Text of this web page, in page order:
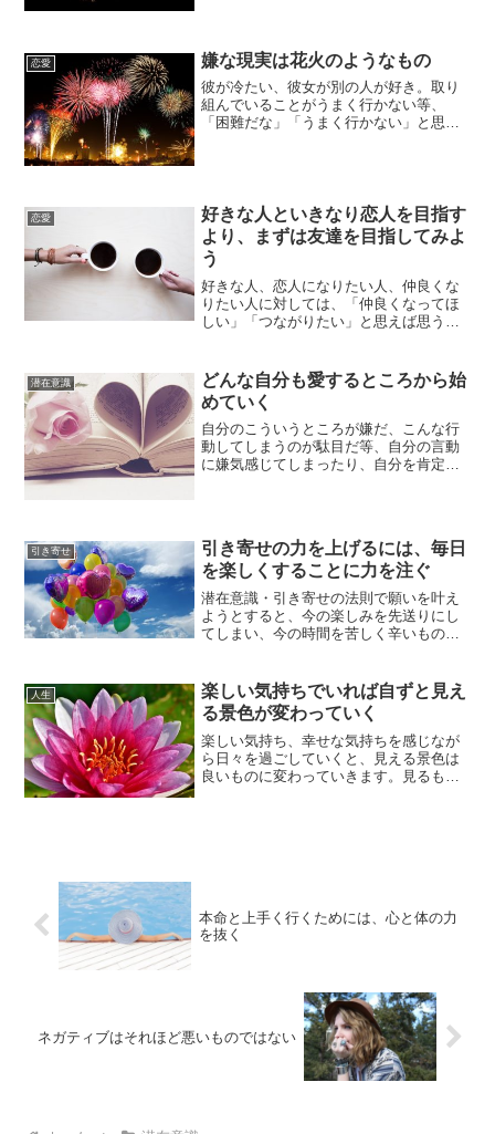
らない」「みじめだ」等の...
恋愛 嫌な現実は花火のようなもの
彼が冷たい、彼女が別の人が好き。取り
組んでいることがうまく行かない等、
「困難だな」「うまく行かない」と思う
恋愛
好きな人といきなり恋人を目指す
より、まずは友達を目指してみよ
う
好きな人、恋人になりたい人、仲良くな
りたい人に対しては、「仲良くなってほ
しい」「つながりたい」と思えば思うほ
いという気持ちが強ければ強いほど、エ
ネルギーが重たくなり、自...
潜在意識
どんな自分も愛するところから始
めていく
自分のこういうところが嫌だ、こんな行
動してしまうのが駄目だ等、自分の言動
に嫌気感じてしまったり、自分を肯定で
を不快に思う人もいれば、...
引き寄せ
引き寄せの力を上げるには、毎日
を楽しくすることに力を注ぐ
潜在意識・引き寄せの法則で願いを叶え
ようとすると、今の楽しみを先送りにし
てしまい、今の時間を苦しく辛いものに
ると、気持ちも不安で怒りや悲しみ、焦
りと行った感情も出てきま...
人生
楽しい気持ちでいれば自ずと見え
る景色が変わっていく
楽しい気持ち、幸せな気持ちを感じなが
ら日々を過ごしていくと、見える景色は
良いものに変わっていきます。見るもの
本命と上手く行くためには、心と体の力
を抜く
ネガティブはそれほど悪いものではない